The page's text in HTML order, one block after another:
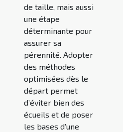
de taille, mais aussi
une étape
déterminante pour
assurer sa
pérennité. Adopter
des méthodes
optimisées dès le
départ permet
d’éviter bien des
écueils et de poser
les bases d’une